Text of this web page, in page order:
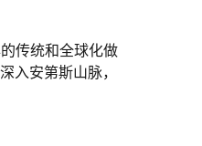
传统和全球化做
入安第斯山脉，